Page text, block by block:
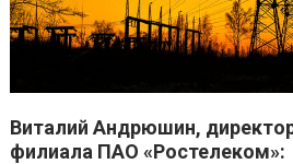
Виталий Андрюшин,
филиала ПАО «Ростелеком»: